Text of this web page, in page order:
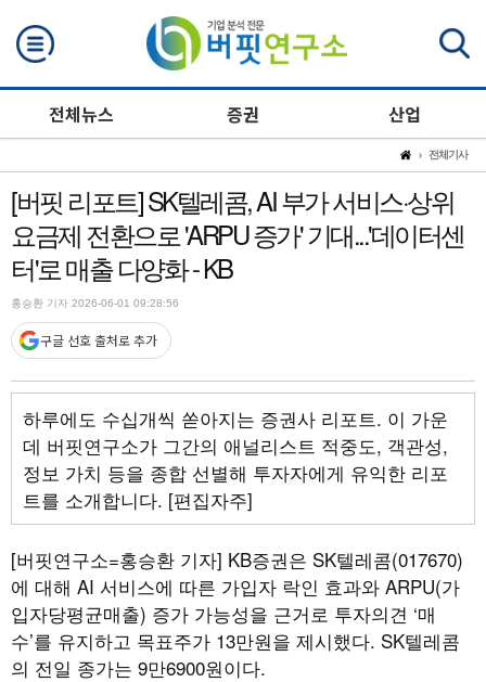
전체뉴스 증권 산업
전체기사
[버핏 리포트] SK텔레콤, AI 부가 서비스·상위
요금제 전환으로 'ARPU 증가' 기대...'데이터센
터'로 매출 다양화 - KB
홍승환 기자 2026-06-01 09:28:56
구글 선호 출처로 추가
하루에도 수십개씩 쏟아지는 증권사 리포트. 이 가운
데 버핏연구소가 그간의 애널리스트 적중도, 객관성,
정보 가치 등을 종합 선별해 투자자에게 유익한 리포
트를 소개합니다. [편집자주]
[버핏연구소=홍승환 기자] KB증권은 SK텔레콤(017670)
에 대해 AI 서비스에 따른 가입자 락인 효과와 ARPU(가
입자당평균매출) 증가 가능성을 근거로 투자의견 ‘매
수’를 유지하고 목표주가 13만원을 제시했다. SK텔레콤
의 전일 종가는 9만6900원이다.
검색